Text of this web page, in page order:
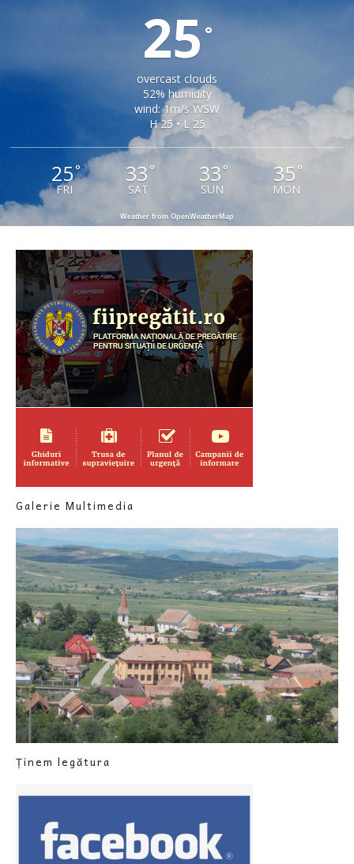
25°
overcast clouds
52% humidity
wind: 1m/s WSW
H 25 • L 25
25°
FRI
33 °
SAT
33 °
SUN
35 °
MON
Weather from OpenWeatherMap
Galerie Multimedia
Ținem legătura